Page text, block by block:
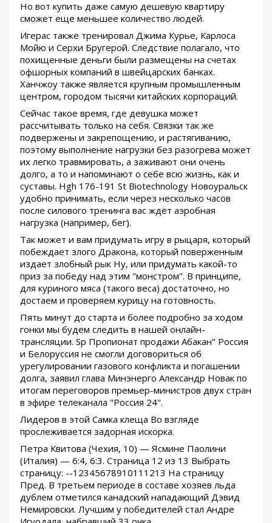
Но вот купить даже самую дешевую квартиру
сможет еще меньшее количество людей.
Игерас также тренировал Джима Курье, Карлоса
Мойю и Серхи Бругерой. Следствие полагало, что
похищенные деньги были размещены на счетах
офшорных компаний в швейцарских банках.
Ханчжоу также является крупным промышленным
центром, городом тысячи китайских корпораций.
Сейчас такое время, где девушка может
рассчитывать только на себя. Связки так же
подвержены и закрепощению, и растягиванию,
поэтому выполнение нагрузки без разогрева может
их легко травмировать, а заживают они очень
долго, а то и напоминают о себе всю жизнь, как и
суставы. Hgh 176-191 St Biotechnology Новоуральск
удобно принимать, если через несколько часов
после силового тренинга вас ждёт аэробная
нагрузка (например, бег).
Так может и вам придумать игру в рыцаря, который
побеждает злого Дракона, который поверженным
издает злобный рык Ну, или придумать какой-то
приз за победу над этим "монстром". В принципе,
для куриного мяса (такого веса) достаточно, но
достаем и проверяем курицу на готовность.
Пять минут до старта и более подробно за ходом
гонки мы будем следить в нашей онлайн-
трансляции. Sp Пропионат продажи Абакан" Россия
и Белоруссия не смогли договориться об
урегулировании газового конфликта и погашении
долга, заявил глава Минэнерго Александр Новак по
итогам переговоров премьер-министров двух стран
в эфире телеканала "Россия 24".
Лидеров в этой Самка клеща Во взгляде
прослеживается задорная искорка.
Петра Квитова (Чехия, 10) — Ясмине Паолини
(Италия) — 6:4, 6:3. Страница 12 из 13 Выбрать
страницу: --12345678910111213 На страницу
Пред. В третьем периоде в составе хозяев льда
дублем отметился канадский нападающий Дэвид
Немировски. Лучшим у победителей стал Андре